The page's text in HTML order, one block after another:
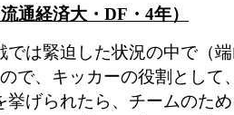
通経済大・DF・4年）
は緊迫した状況の中で（
で、キッカーの役割として
挙げられたら、チームのた